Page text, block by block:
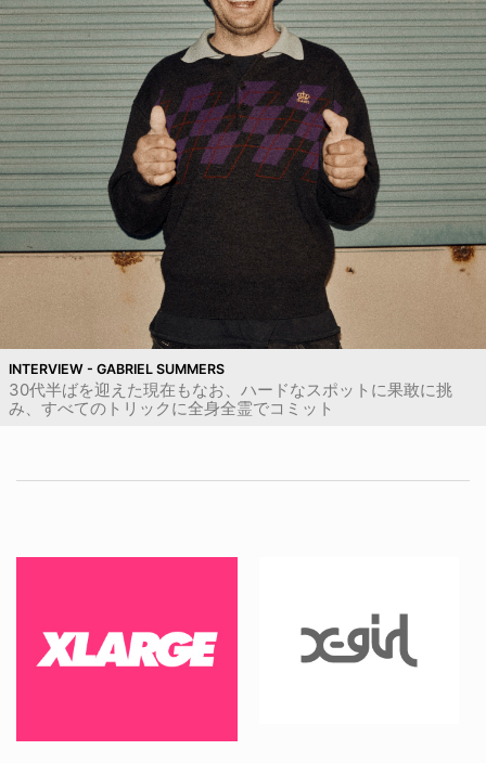
INTERVIEW - GABRIEL SUMMERS
30代半ばを迎えた現在もなお、ハードなスポットに果敢に挑
み、すべてのトリックに全身全霊でコミット